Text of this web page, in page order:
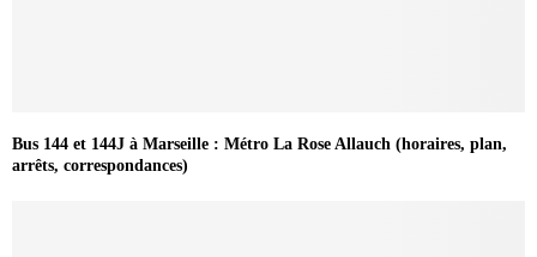
Bus 144 et 144J à Marseille : Métro La Rose Allauch (horaires, plan,
arrêts, correspondances)